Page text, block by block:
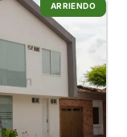
ARRIENDO